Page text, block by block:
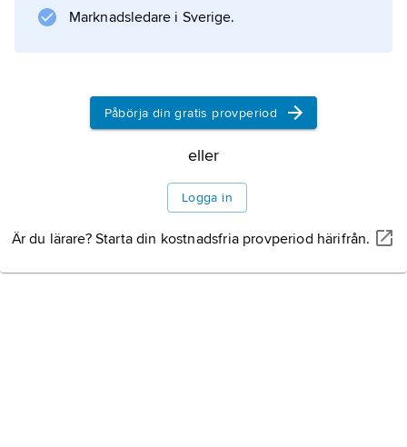
geologiska och kemiska processer.
Information om artikeln
Marknadsledare i Sverige.
Påbörja din gratis provperiod
eller
Logga in
Är du lärare? Starta din kostnadsfria provperiod härifrån.